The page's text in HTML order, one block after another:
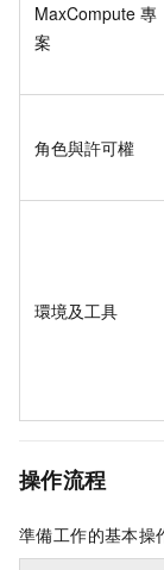
MaxCompute 專
案
角色與許可權
環境及工具
操作流程
準備工作的基本操